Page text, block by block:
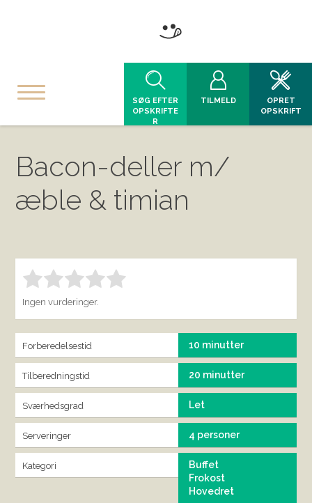
SØG EFTER
OPSKRIFTE
R
TILMELD
OPRET
OPSKRIFT
Bacon-deller m/
æble & timian
Bedøm denne vare: 1.00
Ingen vurderinger.
Forberedelsestid 10 minutter
Tilberedningstid 20 minutter
Sværhedsgrad Let
Serveringer 4 personer
Kategori
Buffet
Frokost
Hovedret